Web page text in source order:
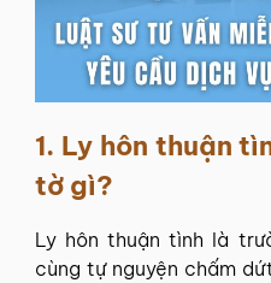
1. Ly hôn thuận
tờ gì?
Ly hôn thuận tình là
cùng tự nguyện chấm